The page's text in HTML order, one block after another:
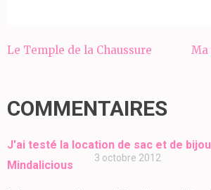
Navigation
Le Temple de la Chaussure
Ma
COMMENTAIRES
J'ai testé la location de sac et de
Mindalicious
3 octobre 2012